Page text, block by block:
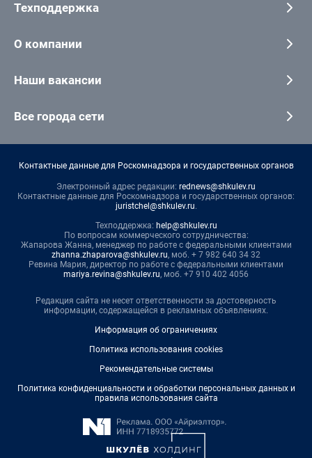
Техподдержка
О компании
Наши вакансии
Все города сети
Контактные данные для Роскомнадзора и государственных органов
Электронный адрес редакции: rednews@shkulev.ru
Контактные данные для Роскомнадзора и государственных органов:
juristchel@shkulev.ru.
Техподдержка: help@shkulev.ru
По вопросам коммерческого сотрудничества:
Жапарова Жанна, менеджер по работе с федеральными клиентами
zhanna.zhaparova@shkulev.ru, моб. + 7 982 640 34 32
Ревина Мария, директор по работе с федеральными клиентами
mariya.revina@shkulev.ru, моб. +7 910 402 4056
Редакция сайта не несет ответственности за достоверность
информации, содержащейся в рекламных объявлениях.
Информация об ограничениях
Политика использования cookies
Рекомендательные системы
Политика конфиденциальности и обработки персональных данных и
правила использования сайта